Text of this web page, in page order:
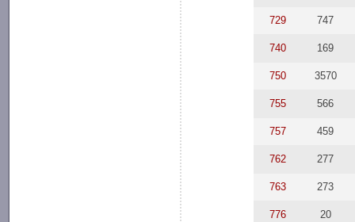
729 747
740 169
750 3570
755 566
757 459
762 277
763 273
776 20